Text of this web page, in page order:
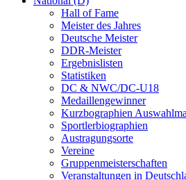
Hall of Fame
Meister des Jahres
Deutsche Meister
DDR-Meister
Ergebnislisten
Statistiken
DC & NWC/DC-U18
Medaillengewinner
Kurzbographien
Sportlerbiographien
Austragungsorte
Vereine
Gruppenmeisterschaften
Veranstaltungen in